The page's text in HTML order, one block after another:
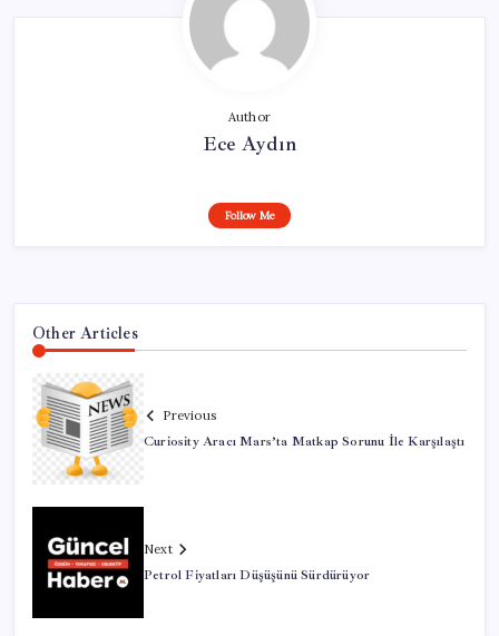
Author
Ece Aydın
Follow Me
Other Articles
Previous
Curiosity Aracı Mars’ta Matkap Sorunu İle Karşılaştı
Next
Petrol Fiyatları Düşüşünü Sürdürüyor